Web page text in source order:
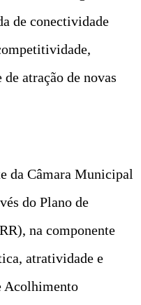
de conectividade
atração de novas
da Câmara Municipal
do Plano de
na componente
atratividade e
Acolhimento